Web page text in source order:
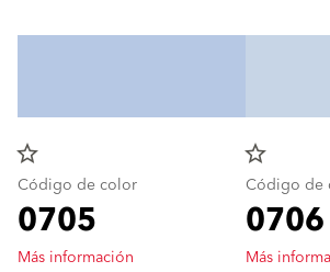
star_border
Código de color
0705
Más información
star_border
Código de
0706
Más